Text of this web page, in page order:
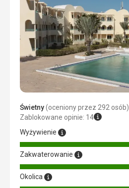
Świetny(oceniony przez 292 osób)
Zablokowane opinie: 14
Wyżywienie
Zakwaterowanie
Okolica